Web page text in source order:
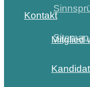
Sitemap
Kontakt
Mitglied